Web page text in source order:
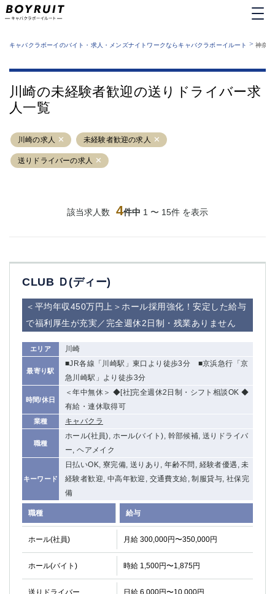
業種から探す
運営者情報
サイトマップ
キャバクラボーイのバイト・求人・メンズナイトワークならキャバクラボーイルート > 神奈
川崎の未経験者歓迎の送りドライバー求
人一覧
川崎の求人 未経験者歓迎の求人
送りドライバーの求人
該当求人数 4件中 1 〜 15件 を表示
CLUB Ｄ(ディー)
＜平均年収450万円上＞ホール採用強化！安定した給与
で福利厚生が充実／完全週休2日制・残業ありません
エリア 川崎
最寄り駅
■JR各線「川崎駅」東口より徒歩3分 ■京浜急行「京
急川崎駅」より徒歩3分
時間/休日
＜年中無休＞ ◆[社]完全週休2日制・シフト相談OK ◆
有給・連休取得可
業種 キャバクラ
職種
ホール(社員), ホール(バイト), 幹部候補, 送りドライバ
ー, ヘアメイク
キーワード
日払いOK, 寮完備, 送りあり, 年齢不問, 経験者優遇, 未
経験者歓迎, 中高年歓迎, 交通費支給, 制服貸与, 社保完
備
職種 給与
ホール(社員) 月給 300,000円〜350,000円
ホール(バイト) 時給 1,500円〜1,875円
送りドライバー 日給 6,000円〜10,000円
六本木
池袋
新橋
渋谷
大和
錦糸町
八王子
五反田
①六本木 ②西麻布
大山
赤坂
蒲田東口
多摩センター
立川（南口）
新宿
中野
府中
中目黒
ひばりヶ丘（北口）
吉祥寺（南口／公園口）
自由が丘
四谷
錦糸町南口
下北沢・経堂
成増駅徒歩3分の好立地！①JR埼京線「赤羽駅」から徒歩2分 ②東
三軒茶屋（南口）
①歌舞伎町 ②新宿 ③新宿三丁目 ④西
①歌舞伎町 ②新宿 ③西部新宿 ③東新宿
①銀座 ②新橋
錦糸町(南口)
蒲田(西口)
清瀬（南口）
①東武練馬 ②成増・板橋 ③大山 ②池袋
池袋東口
金町
大井町
大泉学園
下赤塚